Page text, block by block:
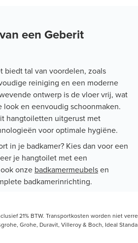
een Geberit
biedt tal van voordelen, zoals
reiniging en een moderne
ontwerp is de vloer vrij, wat
look en eenvoudig schoonmaken.
hangtoiletten uitgerust met
voor optimale hygiëne.
in je badkamer? Kies dan voor een
je hangtoilet met een
onze badkamermeubelsen
badkamerinrichting.
21% BTW. Transportkosten worden niet
Grohe, Duravit, Villeroy & Boch, Ideal